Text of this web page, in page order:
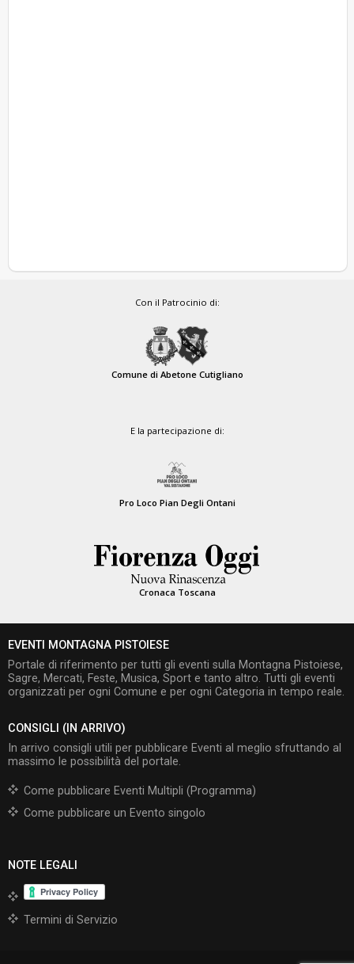
Con il Patrocinio di:
Comune di Abetone Cutigliano
E la partecipazione di:
Pro Loco Pian Degli Ontani
Cronaca Toscana
EVENTI MONTAGNA PISTOIESE
Portale di riferimento per tutti gli eventi sulla Montagna Pistoiese,
Sagre, Mercati, Feste, Musica, Sport e tanto altro. Tutti gli eventi
organizzati per ogni Comune e per ogni Categoria in tempo reale.
CONSIGLI (IN ARRIVO)
In arrivo consigli utili per pubblicare Eventi al meglio sfruttando al
massimo le possibilità del portale.
Come pubblicare Eventi Multipli (Programma)
Come pubblicare un Evento singolo
NOTE LEGALI
Termini di Servizio